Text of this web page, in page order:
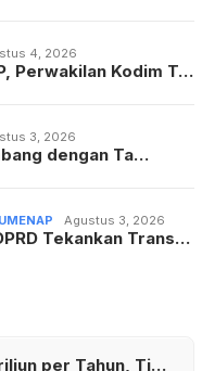
4, 2026
Perwakilan Kodim T…
3, 2026
dengan Ta…
Agustus 3, 2026
Tekankan Trans…
per Tahun, Ti…